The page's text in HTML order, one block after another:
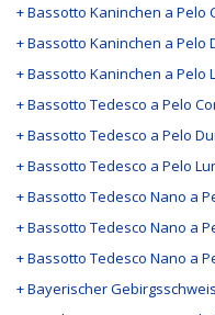
+ Bassotto Kaninchen a Pelo
+ Bassotto Kaninchen a Pelo
+ Bassotto Kaninchen a Pelo
+ Bassotto Tedesco a Pelo
+ Bassotto Tedesco a Pelo
+ Bassotto Tedesco a Pelo
+ Bassotto Tedesco Nano a
+ Bassotto Tedesco Nano a
+ Bassotto Tedesco Nano a
+ Bayerischer